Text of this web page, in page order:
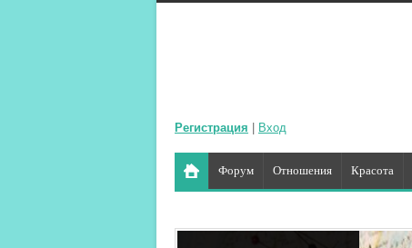
Регистрация Вход
Форум Отношения Красота